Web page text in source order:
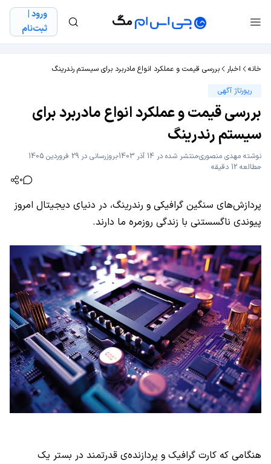
ورود |
ثبت‌نام
خانه اخبار
بررسی قیمت و عملکرد انواع مادربرد برای سیستم رندرینگ
رپورتاژ آگهی
بررسی قیمت و عملکرد انواع مادربرد برای
سیستم رندرینگ
نوشته مهدی منصوریمنتشر شده در 14 آذر 1403
بروزرسانی در 29 فروردین 1405
مطالعه 12 دقیقه
0
پردازش‌های سنگین گرافیکی و رندرینگ، در دنیای دیجیتال امروز
پیوندی ناگسستنی با زندگی روزمره ما دارند.
هنگامی که کارت گرافیک و پردازنده‌ی قدرتمند در بستر یک